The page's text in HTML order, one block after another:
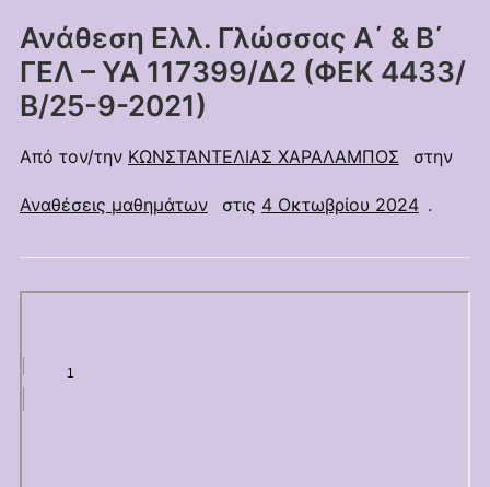
Ανάθεση Ελλ. Γλώσσας Α΄ & Β΄
ΓΕΛ – ΥΑ 117399/Δ2 (ΦΕΚ 4433/
Β/25-9-2021)
Από τον/την ΚΩΝΣΤΑΝΤΕΛΙΑΣ ΧΑΡΑΛΑΜΠΟΣ στην
Αναθέσεις μαθημάτων στις 4 Οκτωβρίου 2024 .